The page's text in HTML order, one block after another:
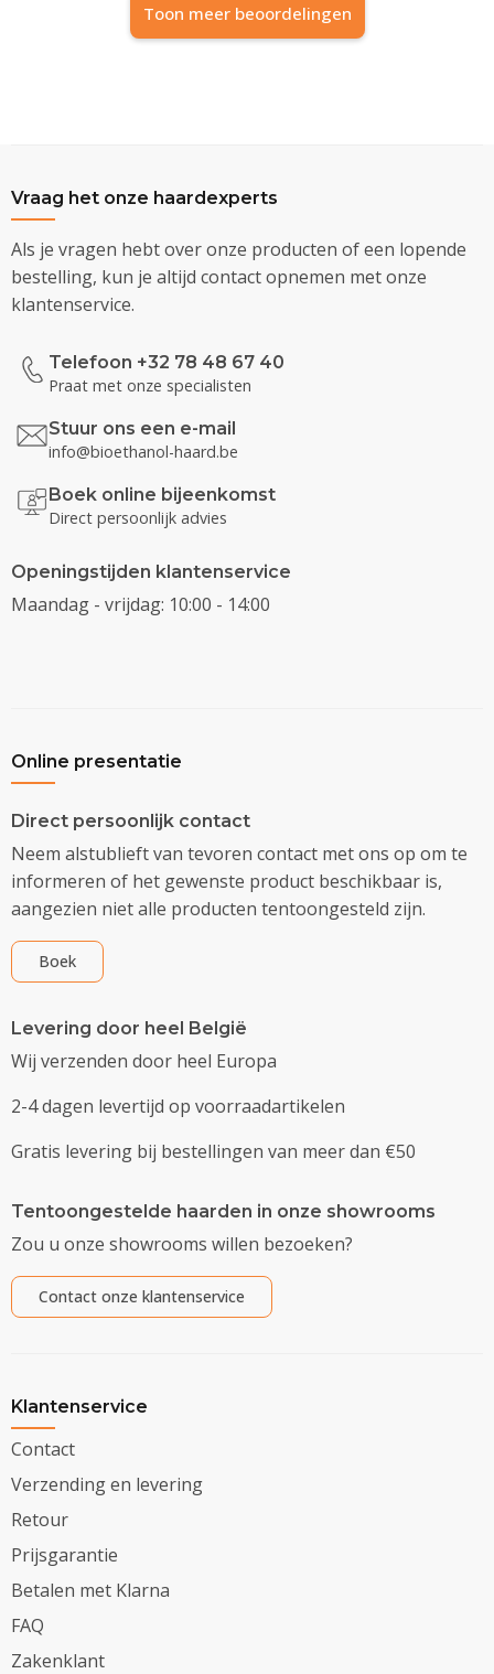
Toon meer beoordelingen
Vraag het onze haardexperts
Als je vragen hebt over onze producten of een lopende
bestelling, kun je altijd contact opnemen met onze
klantenservice.
Telefoon +32 78 48 67 40
Praat met onze specialisten
Stuur ons een e-mail
info@bioethanol-haard.be
Boek online bijeenkomst
Direct persoonlijk advies
Openingstijden klantenservice
Maandag - vrijdag: 10:00 - 14:00
Online presentatie
Direct persoonlijk contact
Neem alstublieft van tevoren contact met ons op om te
informeren of het gewenste product beschikbaar is,
aangezien niet alle producten tentoongesteld zijn.
Boek
Levering door heel België
Wij verzenden door heel Europa
2-4 dagen levertijd op voorraadartikelen
Gratis levering bij bestellingen van meer dan €50
Tentoongestelde haarden in onze showrooms
Zou u onze showrooms willen bezoeken?
Contact onze klantenservice
Klantenservice
Contact
Verzending en levering
Retour
Prijsgarantie
Betalen met Klarna
FAQ
Zakenklant